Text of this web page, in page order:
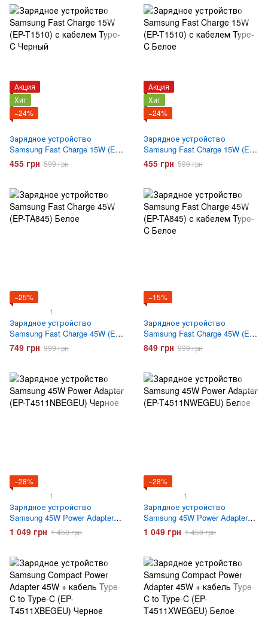
Акция
Хит
−24%
Зарядное устройство
Samsung Fast Charge 15W (EP-
T1510) с кабелем Type-C
Черный
455 грн 599 грн
Акция
Хит
−24%
Зарядное устройство
Samsung Fast Charge 15W (EP-
T1510) с кабелем Type-C
Белое
455 грн 599 грн
−25%
1
Зарядное устройство
Samsung Fast Charge 45W (EP-
TA845) Белое
749 грн 999 грн
−15%
Зарядное устройство
Samsung Fast Charge 45W (EP-
TA845) с кабелем Type-C
Белое
849 грн 999 грн
−28%
1
Зарядное устройство
Samsung 45W Power Adapter
(EP-T4511NBEGEU) Черное
1 049 грн 1 450 грн
−28%
1
Зарядное устройство
Samsung 45W Power Adapter
(EP-T4511NWEGEU) Белое
1 049 грн 1 450 грн